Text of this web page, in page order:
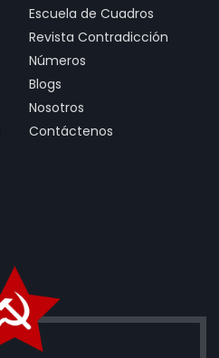
Escuela de Cuadros
Revista Contradicción
Números
Blogs
Nosotros
Contáctenos